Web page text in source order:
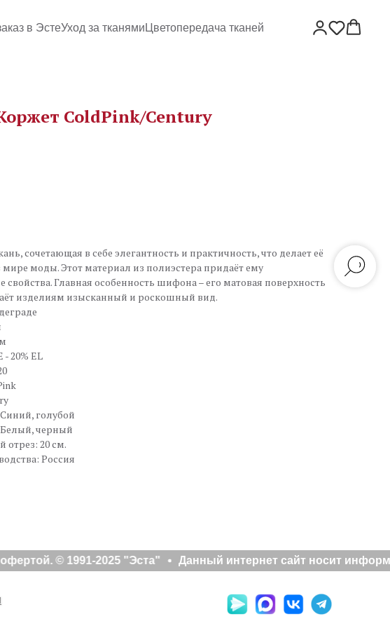
в ЭстеУход за тканями Цветопередача тканей
ColdPink/Century
сочетающая в себе элегантность и практичность, что делает её
моды. Этот материал из полиэстера придаёт ему
Главная особенность шифона – его матовая поверхность
изделиям изысканный и роскошный вид.
- 20% EL
голубой
черный
20 см.
Россия
© 1991-2025 "Эста" Данный интернет сайт носит